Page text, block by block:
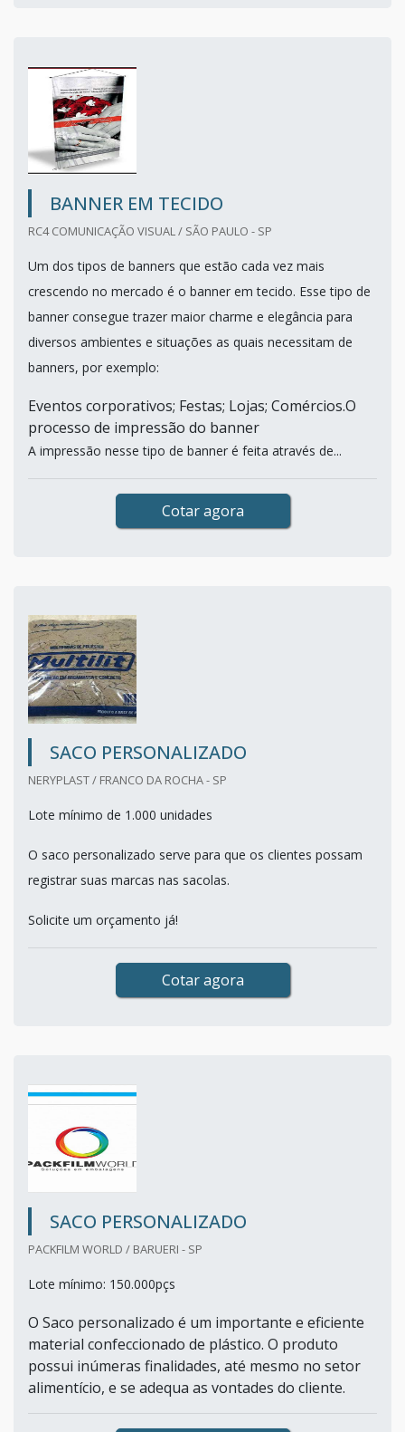
BANNER EM TECIDO
RC4 COMUNICAÇÃO VISUAL / SÃO PAULO - SP
Um dos tipos de banners que estão cada vez mais
crescendo no mercado é o banner em tecido. Esse tipo de
banner consegue trazer maior charme e elegância para
diversos ambientes e situações as quais necessitam de
banners, por exemplo:
Eventos corporativos; Festas; Lojas; Comércios.O
processo de impressão do banner
A impressão nesse tipo de banner é feita através de...
Cotar agora
SACO PERSONALIZADO
NERYPLAST / FRANCO DA ROCHA - SP
Lote mínimo de 1.000 unidades
O saco personalizado serve para que os clientes possam
registrar suas marcas nas sacolas.
Solicite um orçamento já!
Cotar agora
SACO PERSONALIZADO
PACKFILM WORLD / BARUERI - SP
Lote mínimo: 150.000pçs
O Saco personalizado é um importante e eficiente
material confeccionado de plástico. O produto
possui inúmeras finalidades, até mesmo no setor
alimentício, e se adequa as vontades do cliente.